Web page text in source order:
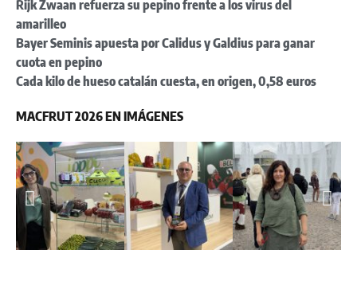
Rijk Zwaan refuerza su pepino frente a los virus del
amarilleo
Bayer Seminis apuesta por Calidus y Galdius para ganar
cuota en pepino
Cada kilo de hueso catalán cuesta, en origen, 0,58 euros
MACFRUT 2026 EN IMÁGENES